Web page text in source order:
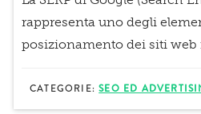
rappresenta uno degli
posizionamento dei siti web
CATEGORIE:SEO ED